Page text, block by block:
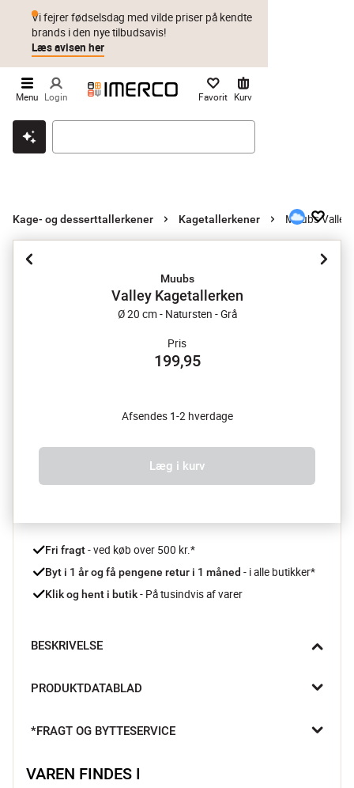
Klik & hent Byt i 1 år Prismatch
Vi fejrer fødselsdag med vilde priser på kendte
brands i den nye tilbudsavis!
Læs avisen her
Menu Login Favorit Kurv
Kage- og desserttallerkener Kagetallerkener Muubs Valley
Muubs
Valley Kagetallerken
Ø 20 cm - Natursten - Grå
Pris
199,95
Afsendes 1-2 hverdage
Læg i kurv
Fri fragt - ved køb over 500 kr.*
Byt i 1 år og få pengene retur i 1 måned - i alle butikker*
Klik og hent i butik - På tusindvis af varer
BESKRIVELSE
dit bord. Med sin rå charme og polerede overflade skaber den
Til søde anretninger
PRODUKTDATABLAD
*FRAGT OG BYTTESERVICE
VAREN FINDES I